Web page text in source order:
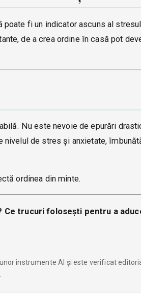
fi un indicator ascuns al
de a crea ordine în casă pot
Nu este nevoie de epurări
de stres și anxietate,
ordinea din minte.
trucuri folosești pentru a
instrumente AI și este verificat